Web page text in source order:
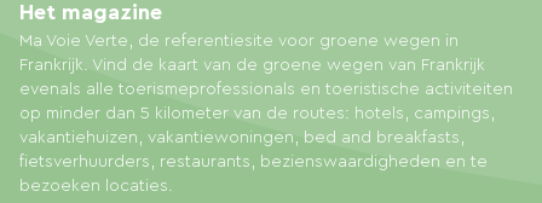
Ma Voie Verte, de referentiesite voor groene wegen in
Frankrijk. Vind de kaart van de groene wegen van Frankrijk
evenals alle toerismeprofessionals en toeristische activiteiten
op minder dan 5 kilometer van de routes: hotels, campings,
vakantiehuizen, vakantiewoningen, bed and breakfasts,
fietsverhuurders, restaurants, bezienswaardigheden en te
bezoeken locaties.
Het magazine